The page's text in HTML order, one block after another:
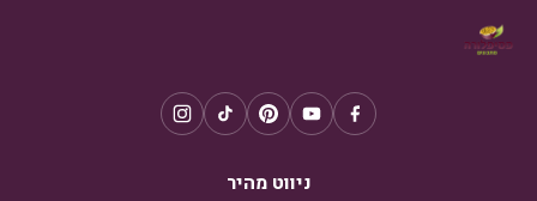
ניווט מהיר